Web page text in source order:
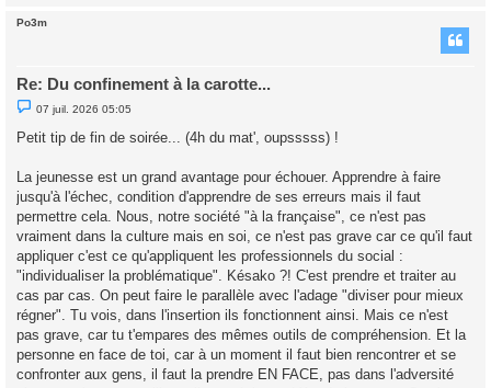
Po3m
Re: Du confinement à la carotte...
M
e
s
g
e
n
n
l
07 juil. 2026 05:05
Petit tip de fin de soirée... (4h du mat', oupsssss) !
La jeunesse est un grand avantage pour échouer. Apprendre à faire
jusqu'à l'échec, condition d'apprendre de ses erreurs mais il faut
permettre cela. Nous, notre société "à la française", ce n'est pas
vraiment dans la culture mais en soi, ce n'est pas grave car ce qu'il faut
appliquer c'est ce qu'appliquent les professionnels du social :
"individualiser la problématique". Késako ?! C'est prendre et traiter au
cas par cas. On peut faire le parallèle avec l'adage "diviser pour mieux
régner". Tu vois, dans l'insertion ils fonctionnent ainsi. Mais ce n'est
pas grave, car tu t'empares des mêmes outils de compréhension. Et la
personne en face de toi, car à un moment il faut bien rencontrer et se
confronter aux gens, il faut la prendre EN FACE, pas dans l'adversité